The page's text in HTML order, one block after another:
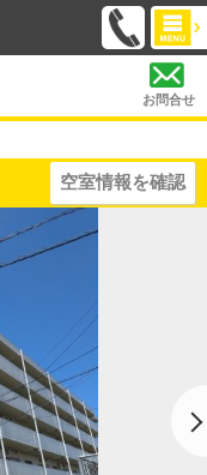
お問合せ
空室情報を確認